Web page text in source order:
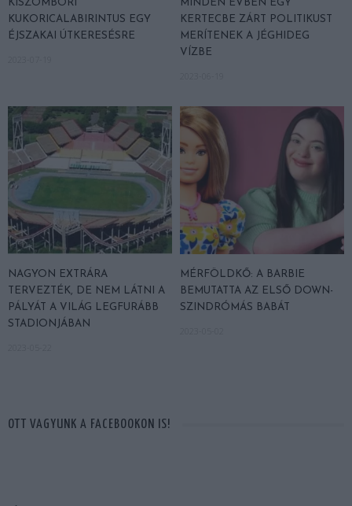
KISZOMBORI
KUKORICALABIRINTUS EGY
ÉJSZAKAI ÚTKERESÉSRE
MINDEN ÉVBEN EGY
KERTECBE ZÁRT POLITIKUST
MERÍTENEK A JÉGHIDEG
VÍZBE
NAGYON EXTRÁRA
TERVEZTÉK, DE NEM LÁTNI A
PÁLYÁT A VILÁG LEGFURÁBB
STADIONJÁBAN
MÉRFÖLDKŐ: A BARBIE
BEMUTATTA AZ ELSŐ DOWN-
SZINDRÓMÁS BABÁT
OTT VAGYUNK A FACEBOOKON IS!